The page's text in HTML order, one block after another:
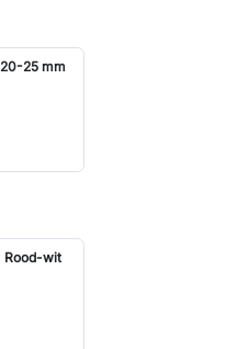
20-25 mm
Rood-wit